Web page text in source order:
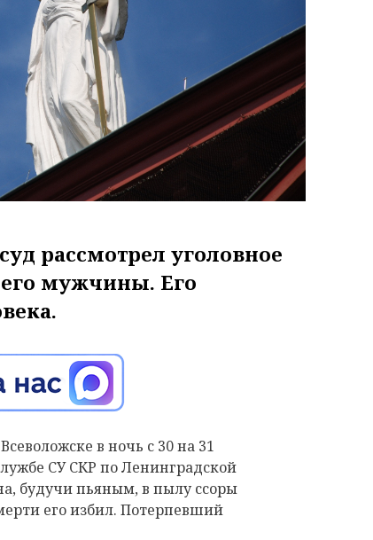
рассмотрел уголовное
мужчины. Его
в ночь с 30 на 31
СУ СКР по Ленинградской
будучи пьяным, в пылу ссоры
его избил. Потерпевший